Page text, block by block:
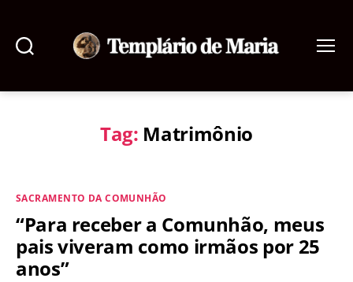
de
Tag: Matrimônio
Categorias
SACRAMENTO DA COMUNHÃO
“Para receber a Comunhão, meus
pais viveram como irmãos por 25
anos”